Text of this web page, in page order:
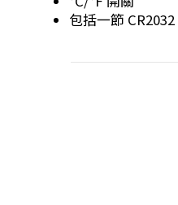
包括一節